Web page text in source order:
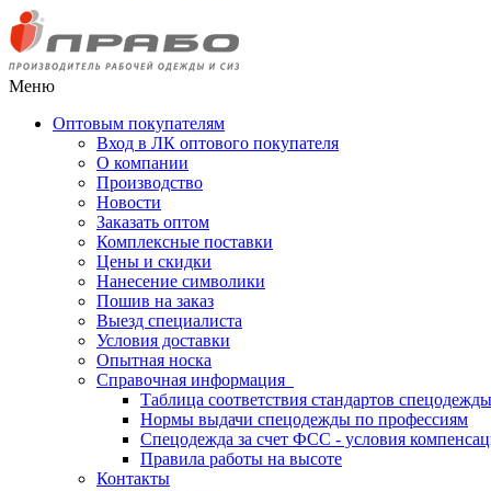
Меню
Оптовым покупателям
Вход в ЛК оптового покупателя
О компании
Производство
Новости
Заказать оптом
Комплексные поставки
Цены и скидки
Нанесение символики
Пошив на заказ
Выезд специалиста
Условия доставки
Опытная носка
Справочная информация
Таблица соответствия стандартов спецодежды
Нормы выдачи спецодежды по профессиям
Спецодежда за счет ФСС - условия
Правила работы на высоте
Контакты